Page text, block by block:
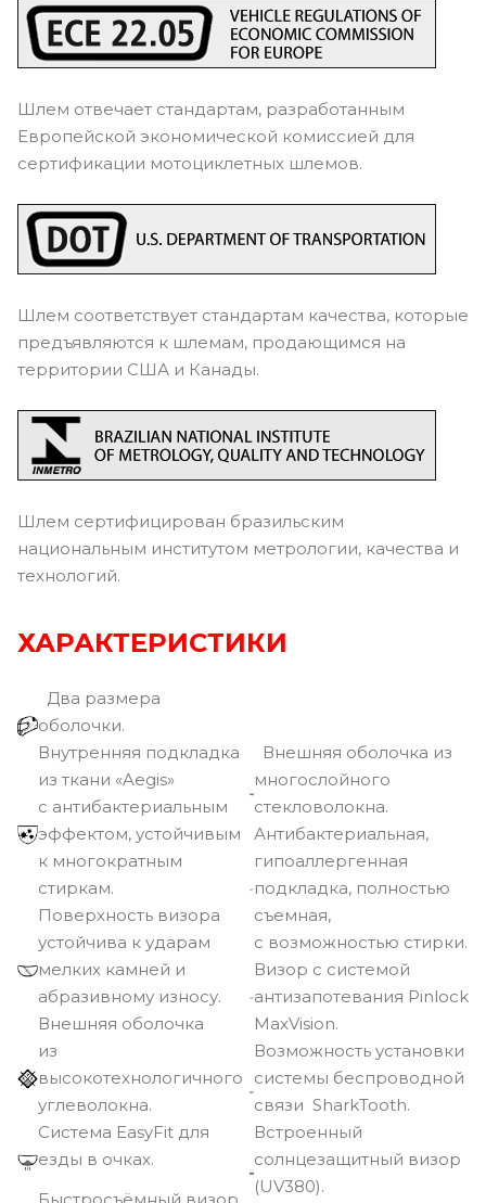
Шлем отвечает стандартам, разработанным
Европейской экономической комиссией для
сертификации мотоциклетных шлемов.
Шлем соответствует стандартам качества, которые
предъявляются к шлемам, продающимся на
территории США и Канады.
Шлем сертифицирован бразильским
национальным институтом метрологии, качества и
технологий.
ХАРАКТЕРИСТИКИ
Два размера
оболочки.
Внутренняя подкладка
из ткани «Aegis»
с антибактериальным
эффектом, устойчивым
к многократным
стиркам.
Поверхность визора
устойчива к ударам
мелких камней и
абразивному износу.
Внешняя оболочка
из
высокотехнологичного
углеволокна.
Cистема EasyFit для
езды в очках.
Внешняя оболочка из
многослойного
стекловолокна.
Антибактериальная,
гипоаллергенная
подкладка, полностью
съемная,
с возможностью стирки.
Визор с системой
антизапотевания Pinlock
MaxVision.
Возможность установки
системы беспроводной
связи SharkTooth.
Встроенный
солнцезащитный визор
(UV380).